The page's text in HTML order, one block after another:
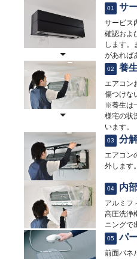
01 サ
サービス
確認およ
します。
があれば
02 養生
エアコン
傷つけな
※養生は
様宅の状
います。
03 分
エアコン
外します。
04 内
アルミフ
高圧洗浄
ニングで
05 パ
前面パネ